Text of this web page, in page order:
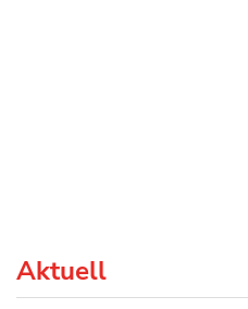
Aktuell